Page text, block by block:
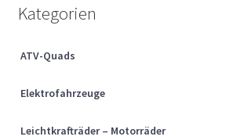
Über uns
Kategorien
ATV-Quads
Elektrofahrzeuge
Leichtkrafträder – Motorräder